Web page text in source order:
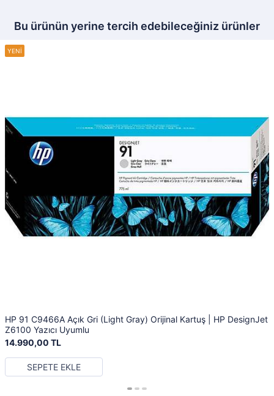
Bu ürünün yerine tercih edebileceğiniz ürünler
HP 91 C9466A Açık Gri (Light Gray) Orijinal Kartuş | HP DesignJet
Z6100 Yazıcı Uyumlu
14.990,00 TL
SEPETE EKLE